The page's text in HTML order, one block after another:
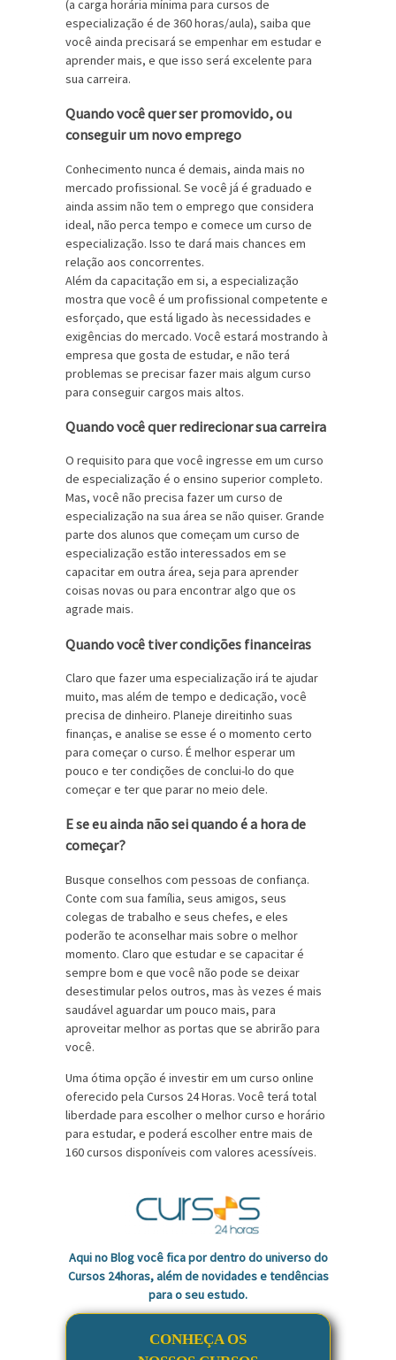
(a carga horária mínima para cursos de
especialização é de 360 horas/aula), saiba que
você ainda precisará se empenhar em estudar e
aprender mais, e que isso será excelente para
sua carreira.
Quando você quer ser promovido, ou
conseguir um novo emprego
Conhecimento nunca é demais, ainda mais no
mercado profissional. Se você já é graduado e
ainda assim não tem o emprego que considera
ideal, não perca tempo e comece um curso de
especialização. Isso te dará mais chances em
relação aos concorrentes.
Além da capacitação em si, a especialização
mostra que você é um profissional competente e
esforçado, que está ligado às necessidades e
exigências do mercado. Você estará mostrando à
empresa que gosta de estudar, e não terá
problemas se precisar fazer mais algum curso
para conseguir cargos mais altos.
Quando você quer redirecionar sua carreira
O requisito para que você ingresse em um curso
de especialização é o ensino superior completo.
Mas, você não precisa fazer um curso de
especialização na sua área se não quiser. Grande
parte dos alunos que começam um curso de
especialização estão interessados em se
capacitar em outra área, seja para aprender
coisas novas ou para encontrar algo que os
agrade mais.
Quando você tiver condições financeiras
Claro que fazer uma especialização irá te ajudar
muito, mas além de tempo e dedicação, você
precisa de dinheiro. Planeje direitinho suas
finanças, e analise se esse é o momento certo
para começar o curso. É melhor esperar um
pouco e ter condições de conclui-lo do que
começar e ter que parar no meio dele.
E se eu ainda não sei quando é a hora de
começar?
Busque conselhos com pessoas de confiança.
Conte com sua família, seus amigos, seus
colegas de trabalho e seus chefes, e eles
poderão te aconselhar mais sobre o melhor
momento. Claro que estudar e se capacitar é
sempre bom e que você não pode se deixar
desestimular pelos outros, mas às vezes é mais
saudável aguardar um pouco mais, para
aproveitar melhor as portas que se abrirão para
você.
Uma ótima opção é investir em um curso online
oferecido pela Cursos 24 Horas. Você terá total
liberdade para escolher o melhor curso e horário
para estudar, e poderá escolher entre mais de
160 cursos disponíveis com valores acessíveis.
Aqui no Blog você fica por dentro do universo do
Cursos 24horas, além de novidades e tendências
para o seu estudo.
CONHEÇA OS